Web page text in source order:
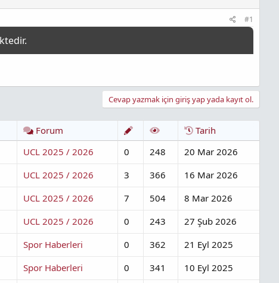
#1
Cevap yazmak için giriş yap yada kayıt ol.
Forum Tarih
UCL 2025 / 2026 0 248 20 Mar 2026
UCL 2025 / 2026 3 366 16 Mar 2026
UCL 2025 / 2026 7 504 8 Mar 2026
UCL 2025 / 2026 0 243 27 Şub 2026
Spor Haberleri 0 362 21 Eyl 2025
Spor Haberleri 0 341 10 Eyl 2025